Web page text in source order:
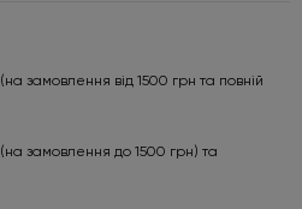
(на замовлення від 1500 грн та повній
(на замовлення до 1500 грн) та